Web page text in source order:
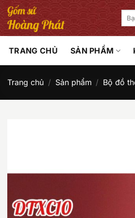
Bỏ
qua
nội
Tìm
kiếm:
TRANG CHỦ SẢN PHẨM
Trang chủ / Sản phẩm / Bộ đồ